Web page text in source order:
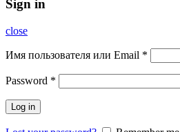
Sign in
close
Имя пользователя или Email *
Password *
Log in